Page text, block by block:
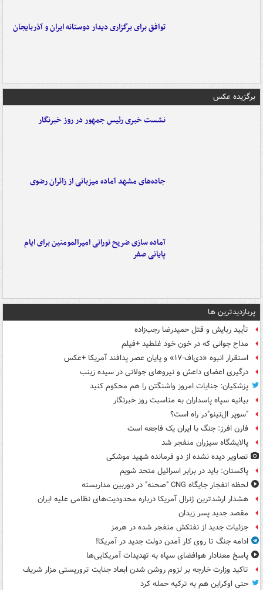
توافق برای برگزاری دیدار دوستانه ایران و آذربایجان
برگزیده عکس
نشست خبری رئیس جمهور در روز خبرنگار
جاده‌های مشهد آماده میزبانی از زائران رضوی
آماده سازی ضریح نورانی امیرالمومنین برای ایام
پایانی صفر
پربازدیدترین ها
تأیید ربایش و قتل حمیدرضا رجب‌زاده
مداح جوانی که در خون خود غلطید +فیلم
استقرار انبوه «دی‌اف‑۱۷» و پایان عصر پدافند آمریکا +عکس
درگیری اعضای داعش و نیروهای جولانی در سیده زینب
پزشکیان: جنایات امروز واشنگتن را هم محکوم کنید
بیانیه سپاه پاسداران به مناسبت روز خبرنگار
"سوپر ال‌نینو"در راه است؟
فارن افرز: جنگ با ایران یک فاجعه است
پالایشگاه سیزران منفجر شد
تصاویر دیده‌ نشده از دو فرمانده شهید موشکی
پاکستان: باید در برابر اسرائیل متحد شویم
لحظه انفجار جایگاه CNG "صحنه" در دوربین مداربسته
هشدار ارشدترین ژنرال آمریکا درباره محدودیت‌های نظامی علیه ایران
مقصد جدید پسر زیدان
جزئیات جدید از نفتکش منفجر شده در هرمز
ادامه جنگ تا روی کار آمدن دولت جدید در آمریکا!
پاسخ معنادار هوافضای سپاه به تهدیدات آمریکایی‌ها
تاکید وزارت خارجه بر لزوم روشن شدن ابعاد جنایت تروریستی مزار شریف
حتی اوکراین هم به ترکیه حمله کرد